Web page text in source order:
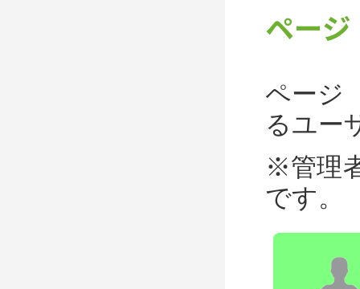
ペー
ページ
るユー
※管理
です。